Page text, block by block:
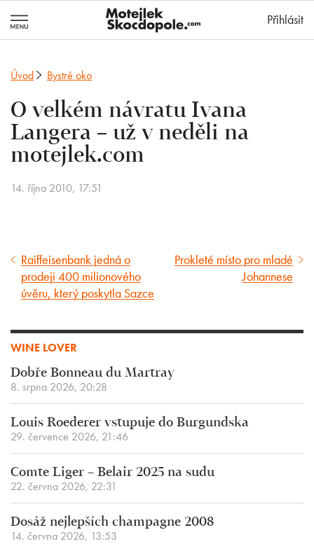
Přihlásit
Úvod Bystré oko
O velkém návratu Ivana
Langera – už v neděli na
motejlek.com
14. října 2010, 17:51
Předcházející
článek
Raiffeisenbank jedná o
prodeji 400 milionového
úvěru, který poskytla Sazce
Následující
Prokleté místo pro mladé
Johannese
WINE LOVER
Dobře Bonneau du Martray
8. srpna 2026, 20:28
Louis Roederer vstupuje do Burgundska
29. července 2026, 21:46
Comte Liger – Belair 2025 na sudu
22. června 2026, 22:31
Dosáž nejlepších champagne 2008
14. června 2026, 13:53